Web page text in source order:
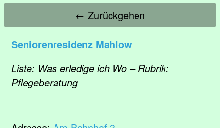
← Zurückgehen
Seniorenresidenz Mahlow
Liste: Was erledige ich Wo – Rubrik:
Pflegeberatung